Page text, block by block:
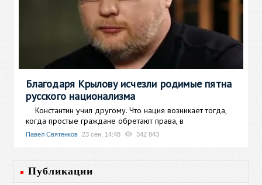
Благодаря Крылову исчезли родимые пятна
русского национализма
Константин учил другому. Что нация возникает тогда,
когда простые граждане обретают права, в
Павел Святенков 23 сен, 14:48 342 843
Публикации